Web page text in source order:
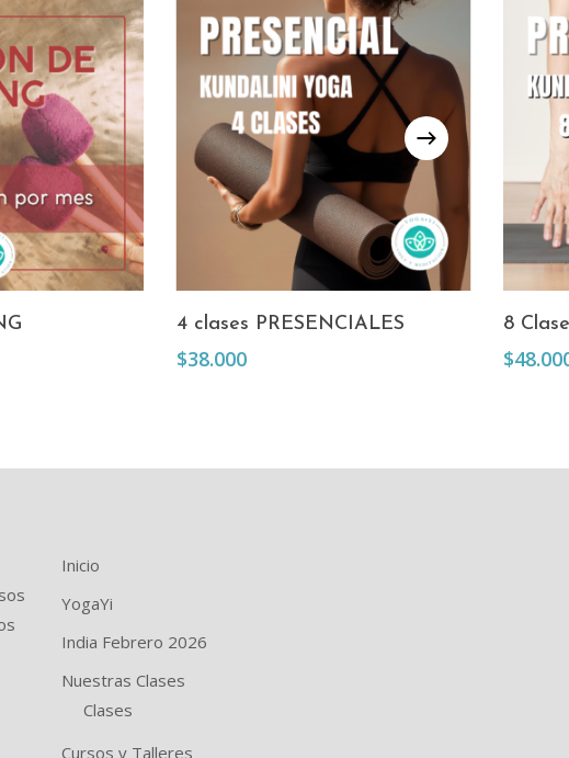
Añadir Al Carrito
4 clases PRESENCIALES
$38.000
8
$
Inicio
YogaYi
India Febrero 2026
Nuestras Clases
Clases
Cursos y Talleres